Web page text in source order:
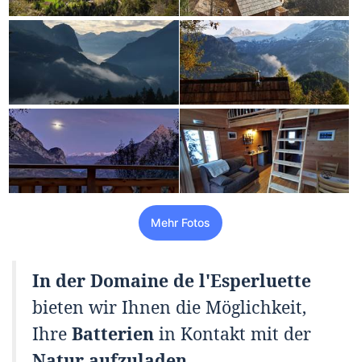
Mehr Fotos
In der Domaine de l'Esperluette
bieten wir Ihnen die Möglichkeit,
Ihre Batterien in Kontakt mit der